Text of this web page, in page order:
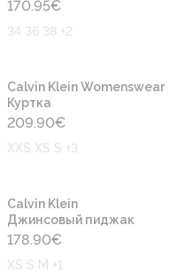
170.95€
34 36 38 +2
Calvin Klein Womenswear
Куртка
209.90€
XXS XS S +3
Calvin Klein
Джинсовый пиджак
178.90€
XS S M +1